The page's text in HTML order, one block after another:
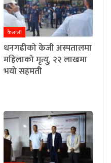
कैलाली
धनगढीको केजी अस्पतालमा
महिलाको मृत्यु, २२ लाखमा
भयो सहमती